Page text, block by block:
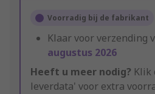
Voorradig bij de fabrikant
Klaar voor verzending
augustus 2026
Heeft u meer nodig? Klik
leverdata' voor extra